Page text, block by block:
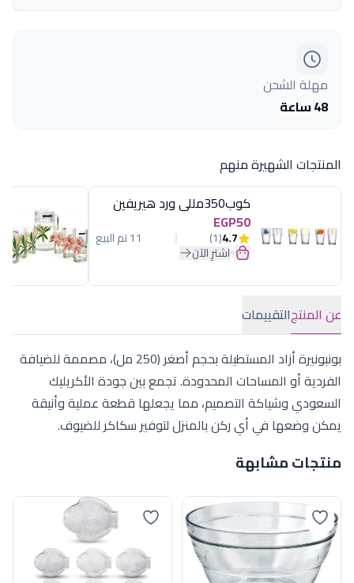
مهلة الشحن
48 ساعة
المنتجات الشهيرة منهم
كوب350مللى ورد هيريفين
EGP50
4.7
(1) 11 تم البيع
اشترِ الآن
عن المنتجالتقييمات
بونبونيرة أزاد المستطيلة بحجم أصغر (250 مل)، مصممة للضيافة
الفردية أو المساحات المحدودة. تجمع بين جودة الأكريليك
السعودي وشياكة التصميم، مما يجعلها قطعة عملية وأنيقة
يمكن وضعها في أي ركن بالمنزل لتوفير سكاكر للضيوف.
منتجات مشابهة